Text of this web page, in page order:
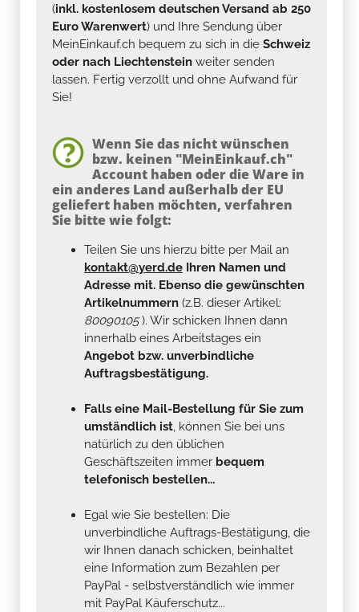
(inkl. kostenlosem deutschen Versand ab 250
Euro Warenwert) und Ihre Sendung über
MeinEinkauf.ch bequem zu sich in die Schweiz
oder nach Liechtenstein weiter senden
lassen. Fertig verzollt und ohne Aufwand für
Sie!
Wenn Sie das nicht wünschen
bzw. keinen "MeinEinkauf.ch"
Account haben oder die Ware in
ein anderes Land außerhalb der EU
geliefert haben möchten, verfahren
Sie bitte wie folgt:
Teilen Sie uns hierzu bitte per Mail an
kontakt@yerd.de Ihren Namen und
Adresse mit. Ebenso die gewünschten
Artikelnummern (z.B. dieser Artikel:
80090105). Wir schicken Ihnen dann
innerhalb eines Arbeitstages ein
Angebot bzw. unverbindliche
Auftragsbestätigung.
Falls eine Mail-Bestellung für Sie zum
umständlich ist, können Sie bei uns
natürlich zu den üblichen
Geschäftszeiten immer bequem
telefonisch bestellen...
Egal wie Sie bestellen: Die
unverbindliche Auftrags-Bestätigung, die
wir Ihnen danach schicken, beinhaltet
eine Information zum Bezahlen per
PayPal - selbstverständlich wie immer
mit PayPal Käuferschutz...